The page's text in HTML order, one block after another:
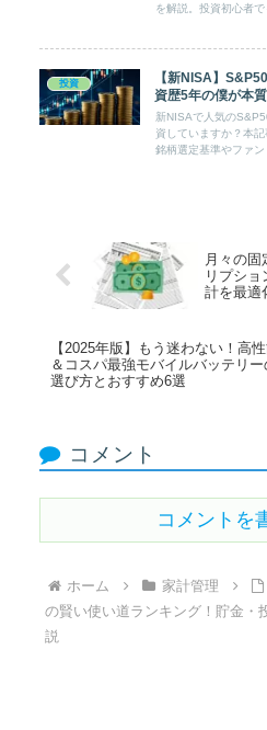
を解説。投資初心者
投資
【新NISA】
資歴5年の僕が本
新NISAで人気の
資していますか？本
銘柄選定基準やファン
月々の固
リプシ
計を最適
【2025年版】もう迷わない！高
＆コスパ最強モバイルバッテリー
選び方とおすすめ6選
コメント
コメントを
ホーム 家計管理
の賢い使い道ランキング！貯金・
説